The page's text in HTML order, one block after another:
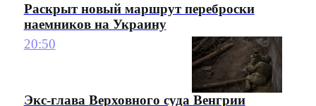
Раскрыт новый маршрут переброски
наемников на Украину
20:50
Экс-глава Верховного суда Венгрии